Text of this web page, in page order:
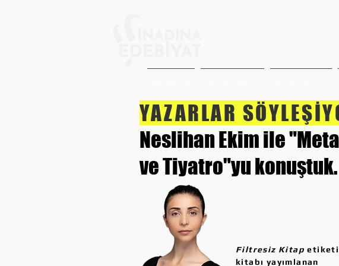
YAZARLAR
Neslihan Ekim ile
ve Tiyatro"yu konuştuk.
Filtresiz Kitap
kitabı yayımlanan